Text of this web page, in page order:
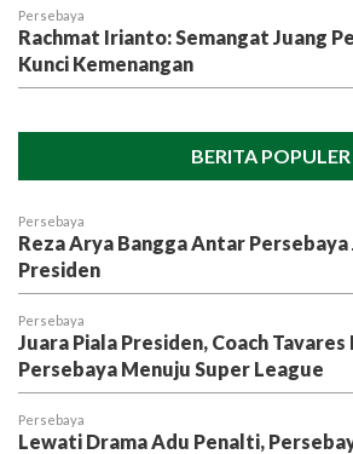
Persebaya
Rachmat Irianto: Semangat Juang
Kunci Kemenangan
BERITA POPULER
Persebaya
Reza Arya Bangga Antar Persebaya
Presiden
Persebaya
Juara Piala Presiden, Coach Tavares
Persebaya Menuju Super League
Persebaya
Lewati Drama Adu Penalti,